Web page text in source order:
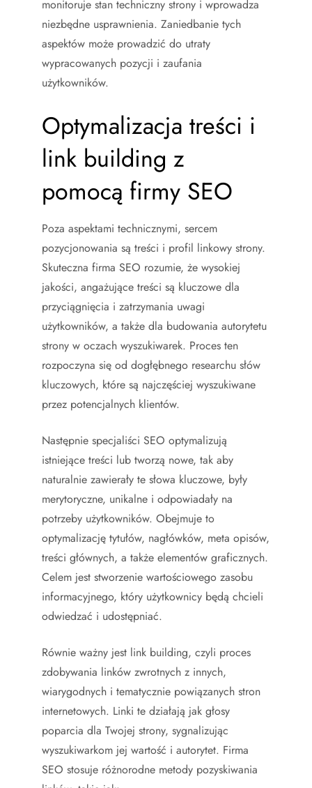
monitoruje stan techniczny strony i wprowadza
niezbędne usprawnienia. Zaniedbanie tych
aspektów może prowadzić do utraty
wypracowanych pozycji i zaufania
użytkowników.
Optymalizacja treści i
link building z
pomocą firmy SEO
Poza aspektami technicznymi, sercem
pozycjonowania są treści i profil linkowy strony.
Skuteczna firma SEO rozumie, że wysokiej
jakości, angażujące treści są kluczowe dla
przyciągnięcia i zatrzymania uwagi
użytkowników, a także dla budowania autorytetu
strony w oczach wyszukiwarek. Proces ten
rozpoczyna się od dogłębnego researchu słów
kluczowych, które są najczęściej wyszukiwane
przez potencjalnych klientów.
Następnie specjaliści SEO optymalizują
istniejące treści lub tworzą nowe, tak aby
naturalnie zawierały te słowa kluczowe, były
merytoryczne, unikalne i odpowiadały na
potrzeby użytkowników. Obejmuje to
optymalizację tytułów, nagłówków, meta opisów,
treści głównych, a także elementów graficznych.
Celem jest stworzenie wartościowego zasobu
informacyjnego, który użytkownicy będą chcieli
odwiedzać i udostępniać.
Równie ważny jest link building, czyli proces
zdobywania linków zwrotnych z innych,
wiarygodnych i tematycznie powiązanych stron
internetowych. Linki te działają jak głosy
poparcia dla Twojej strony, sygnalizując
wyszukiwarkom jej wartość i autorytet. Firma
SEO stosuje różnorodne metody pozyskiwania